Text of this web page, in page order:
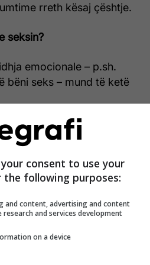
rreth kësaj çështje.
seksin?
emocionale – p.sh.
bëni seks – mund të ketë
ekspertët thonë se më
me njëri-tjetrin për të
ndarë.
orë së bashku për të
është nevoja të jenë të
consent to use your
following purposes:
and content, advertising and content
research and services development
on a device